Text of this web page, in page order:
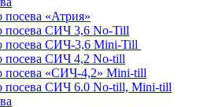
посева «Атрия»
посева СИЧ 3,6 No-Till
посева СИЧ-3,6 Mini-Till
посева СИЧ 4,2 No-till
посева «СИЧ-4,2» Mini-till
посева СИЧ 6.0 No-till, Mini-till